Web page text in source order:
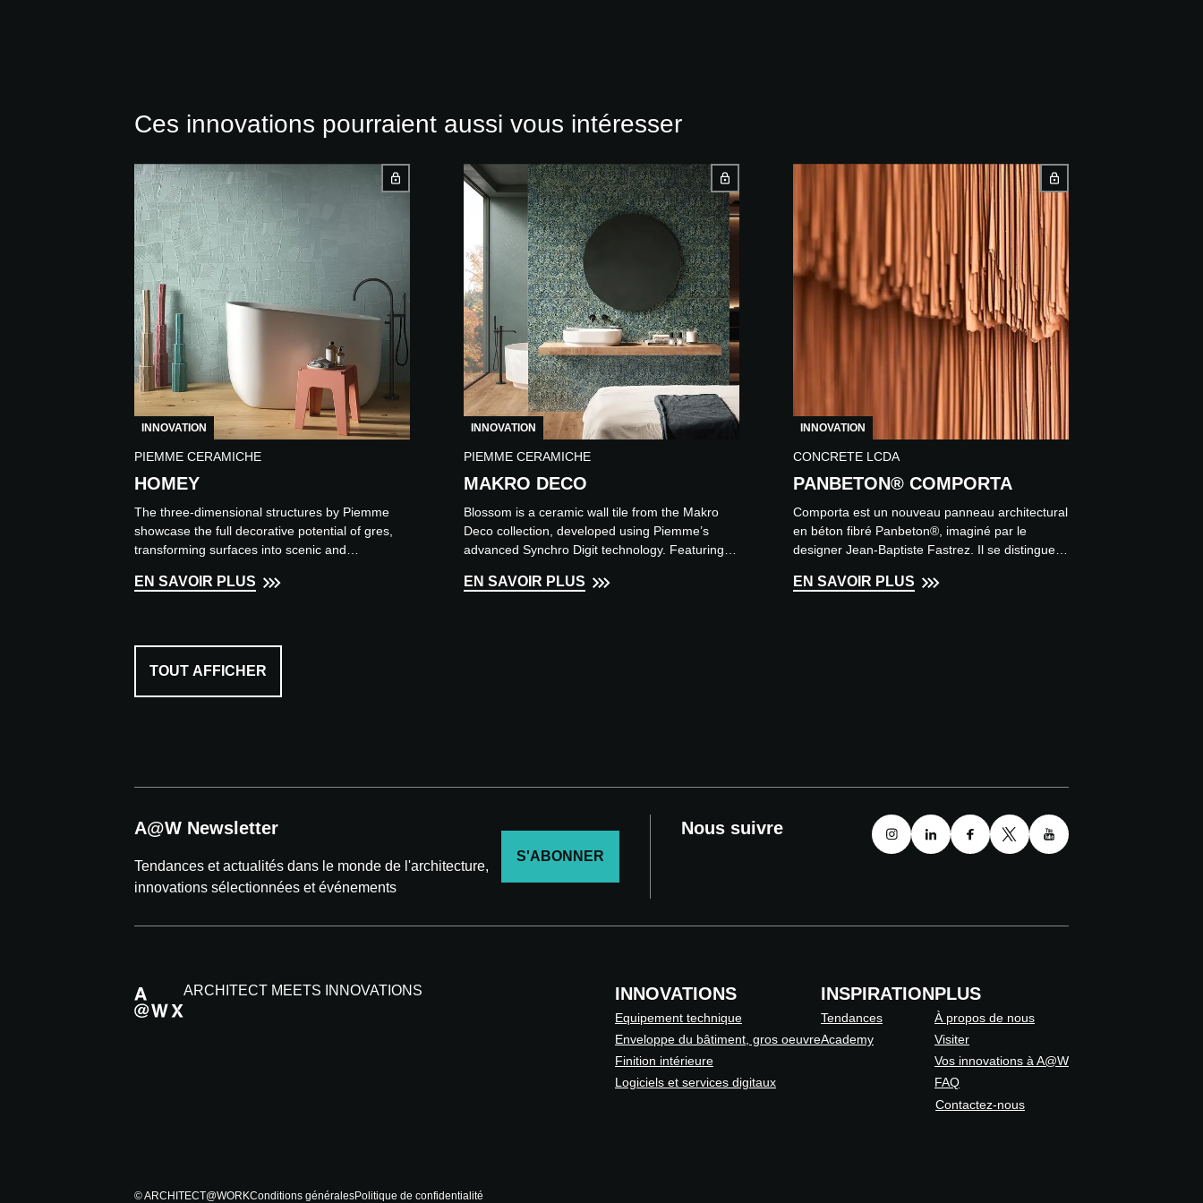
Ces innovations pourraient aussi vous intéresser
INNOVATION
PIEMME CERAMICHE
HOMEY
The three-dimensional structures by Piemme
showcase the full decorative potential of gres,
transforming surfaces into scenic and
EN SAVOIR PLUS
INNOVATION
PIEMME CERAMICHE
MAKRO DECO
Blossom is a ceramic wall tile from the Makro
Deco collection, developed using Piemme’s
advanced Synchro Digit technology. Featuring a
EN SAVOIR PLUS
INNOVATION
CONCRETE LCDA
PANBETON® COMPORTA
Comporta est un nouveau panneau architectural
en béton fibré Panbeton®, imaginé par le
designer Jean-Baptiste Fastrez. Il se distingue
EN SAVOIR PLUS
TOUT AFFICHER
A@W Newsletter
Tendances et actualités dans le monde de l'architecture,
innovations sélectionnées et événements
S'ABONNER
Nous suivre
ARCHITECT MEETS INNOVATIONS INNOVATIONS
Equipement technique
Enveloppe du bâtiment, gros oeuvre
Finition intérieure
Logiciels et services digitaux
INSPIRATION
Tendances
Academy
PLUS
À propos de nous
Visiter
Vos innovations à A@W
FAQ
Contactez-nous
© ARCHITECT@WORKConditions généralesPolitique de confidentialité